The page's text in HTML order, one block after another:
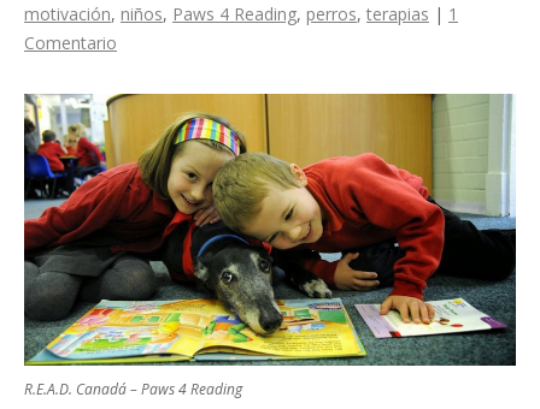
motivación, niños, Paws 4 Reading, perros, terapias | 1
Comentario
R.E.A.D. Canadá – Paws 4 Reading